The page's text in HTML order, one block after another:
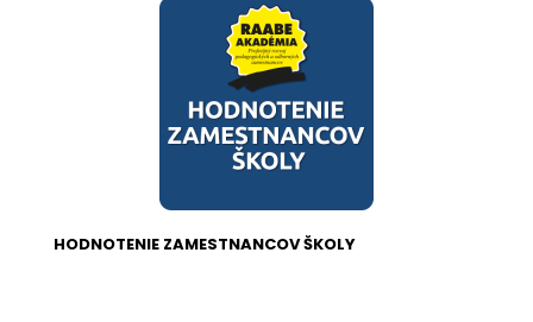
HODNOTENIE ZAMESTNANCOV ŠKOLY